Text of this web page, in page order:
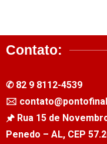
Contato:
✆ 82 9 8112-4539
🖂
🖈 Rua 15 de
Penedo – AL, CEP